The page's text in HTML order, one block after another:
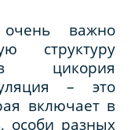
важно
структуру
цикория
– это
включает в
особи разных